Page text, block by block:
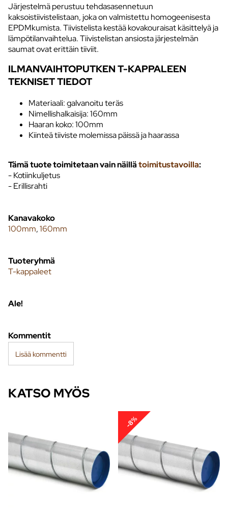
Järjestelmä perustuu tehdasasennetuun
kaksoistiivistelistaan, joka on valmistettu homogeenisesta
EPDMkumista. Tiivistelista kestää kovakouraisat käsittelyä ja
lämpötilanvaihtelua. Tiivistelistan ansiosta järjestelmän
saumat ovat erittäin tiiviit.
ILMANVAIHTOPUTKEN T-KAPPALEEN
TEKNISET TIEDOT
Materiaali: galvanoitu teräs
Nimellishalkaisija: 160mm
Haaran koko: 100mm
Kiinteä tiiviste molemissa päissä ja haarassa
Tämä tuote toimitetaan vain näillätoimitustavoilla:
- Kotiinkuljetus
- Erillisrahti
Kanavakoko
100mm,160mm
Tuoteryhmä
T-kappaleet
Ale!
Kommentit
Lisää kommentti
KATSO MYÖS
-8%